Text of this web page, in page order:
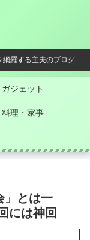
羅する主夫のブログ
ガジェット
料理・家事
」とは一
には神回